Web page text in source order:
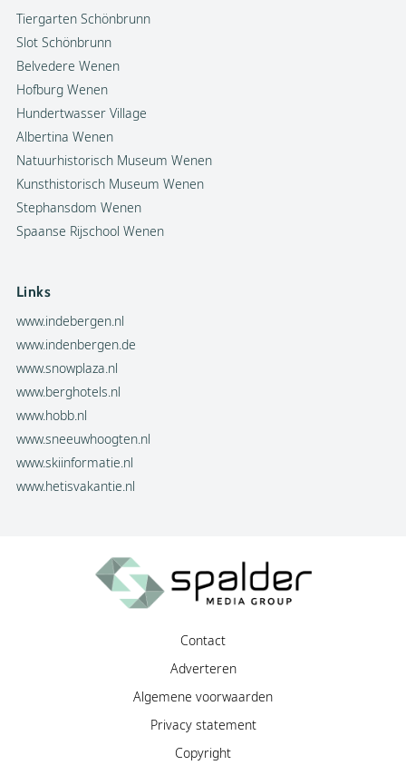
Tiergarten Schönbrunn
Slot Schönbrunn
Belvedere Wenen
Hofburg Wenen
Hundertwasser Village
Albertina Wenen
Natuurhistorisch Museum Wenen
Kunsthistorisch Museum Wenen
Stephansdom Wenen
Spaanse Rijschool Wenen
Links
www.indebergen.nl
www.indenbergen.de
www.snowplaza.nl
www.berghotels.nl
www.hobb.nl
www.sneeuwhoogten.nl
www.skiinformatie.nl
www.hetisvakantie.nl
Contact
Adverteren
Algemene voorwaarden
Privacy statement
Copyright